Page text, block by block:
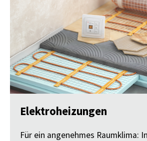
Elektroheizungen
Für ein angenehmes Raumklima: